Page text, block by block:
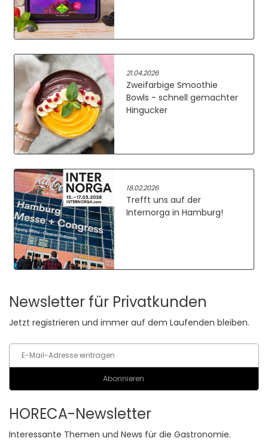
21.04.2026
Zweifarbige Smoothie
Bowls - schnell gemachter
Hingucker
18.02.2026
Trefft uns auf der
Internorga in Hamburg!
Newsletter für Privatkunden
Jetzt registrieren und immer auf dem Laufenden bleiben.
HORECA-Newsletter
Interessante Themen und News für die Gastronomie.